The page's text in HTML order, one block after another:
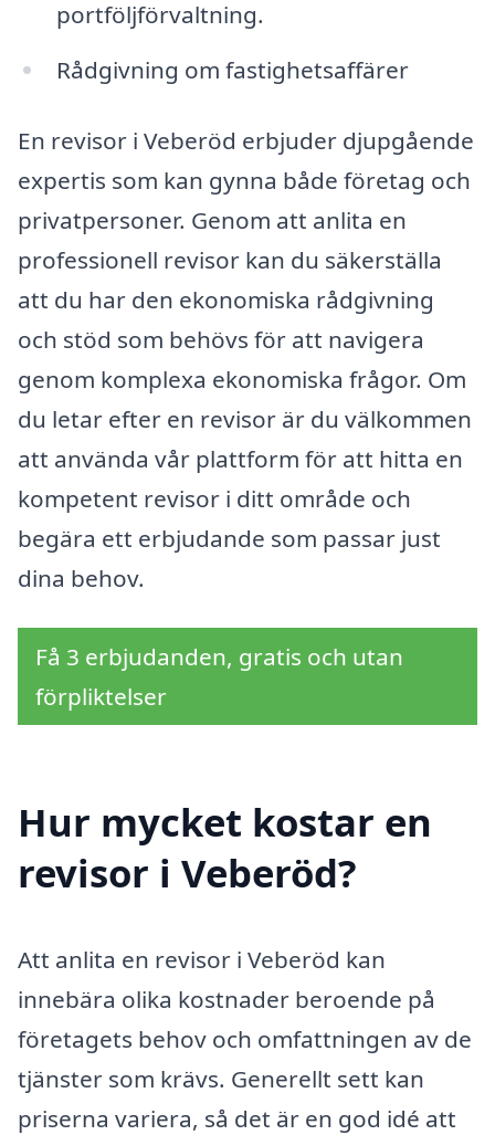
portföljförvaltning.
Rådgivning om fastighetsaffärer
En revisor i Veberöd erbjuder djupgående
expertis som kan gynna både företag och
privatpersoner. Genom att anlita en
professionell revisor kan du säkerställa
att du har den ekonomiska rådgivning
och stöd som behövs för att navigera
genom komplexa ekonomiska frågor. Om
du letar efter en revisor är du välkommen
att använda vår plattform för att hitta en
kompetent revisor i ditt område och
begära ett erbjudande som passar just
dina behov.
Få 3 erbjudanden, gratis och utan
förpliktelser
Hur mycket kostar en
revisor i Veberöd?
Att anlita en revisor i Veberöd kan
innebära olika kostnader beroende på
företagets behov och omfattningen av de
tjänster som krävs. Generellt sett kan
priserna variera, så det är en god idé att